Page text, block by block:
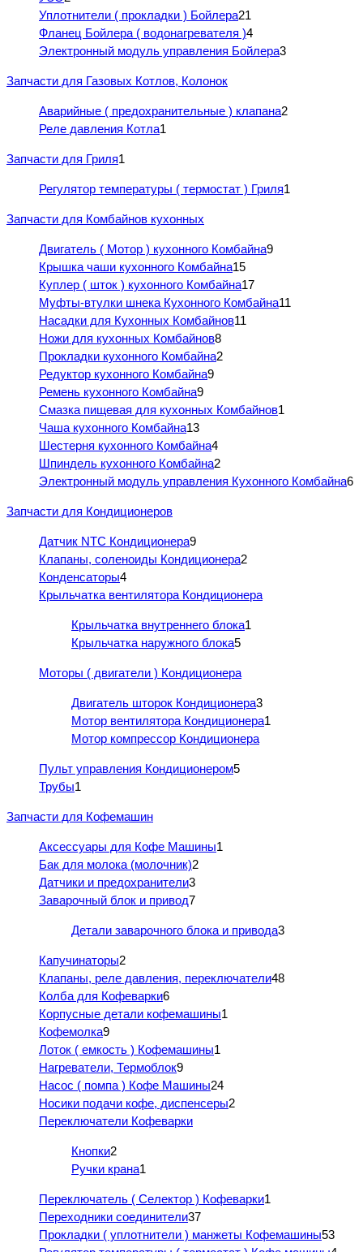
Уплотнители ( прокладки ) Бойлера21
Фланец Бойлера ( водонагревателя )4
Электронный модуль управления Бойлера3
Запчасти для Газовых Котлов, Колонок
Аварийные ( предохранительные ) клапана2
Реле давления Котла1
Запчасти для Гриля1
Регулятор температуры ( термостат ) Гриля1
Запчасти для Комбайнов кухонных
Двигатель ( Мотор ) кухонного Комбайна9
Крышка чаши кухонного Комбайна15
Куплер ( шток ) кухонного Комбайна17
Муфты-втулки шнека Кухонного Комбайна11
Насадки для Кухонных Комбайнов11
Ножи для кухонных Комбайнов8
Прокладки кухонного Комбайна2
Редуктор кухонного Комбайна9
Ремень кухонного Комбайна9
Смазка пищевая для кухонных Комбайнов1
Чаша кухонного Комбайна13
Шестерня кухонного Комбайна4
Шпиндель кухонного Комбайна2
Электронный модуль управления Кухонного Комбайна6
Запчасти для Кондиционеров
Датчик NTC Кондиционера9
Клапаны, соленоиды Кондиционера2
Конденсаторы4
Крыльчатка вентилятора Кондиционера
Крыльчатка внутреннего блока1
Крыльчатка наружного блока5
Моторы ( двигатели ) Кондиционера
Двигатель шторок Кондиционера3
Мотор вентилятора Кондиционера1
Мотор компрессор Кондиционера
Пульт управления Кондиционером5
Трубы1
Запчасти для Кофемашин
Аксессуары для Кофе Машины1
Бак для молока (молочник)2
Датчики и предохранители3
Заварочный блок и привод7
Детали заварочного блока и привода3
Капучинаторы2
Клапаны, реле давления, переключатели48
Колба для Кофеварки6
Корпусные детали кофемашины1
Кофемолка9
Лоток ( емкость ) Кофемашины1
Нагреватели, Термоблок9
Насос ( помпа ) Кофе Машины24
Носики подачи кофе, диспенсеры2
Переключатели Кофеварки
Кнопки2
Ручки крана1
Переключатель ( Селектор ) Кофеварки1
Переходники соединители37
Прокладки ( уплотнители ) манжеты Кофемашины53